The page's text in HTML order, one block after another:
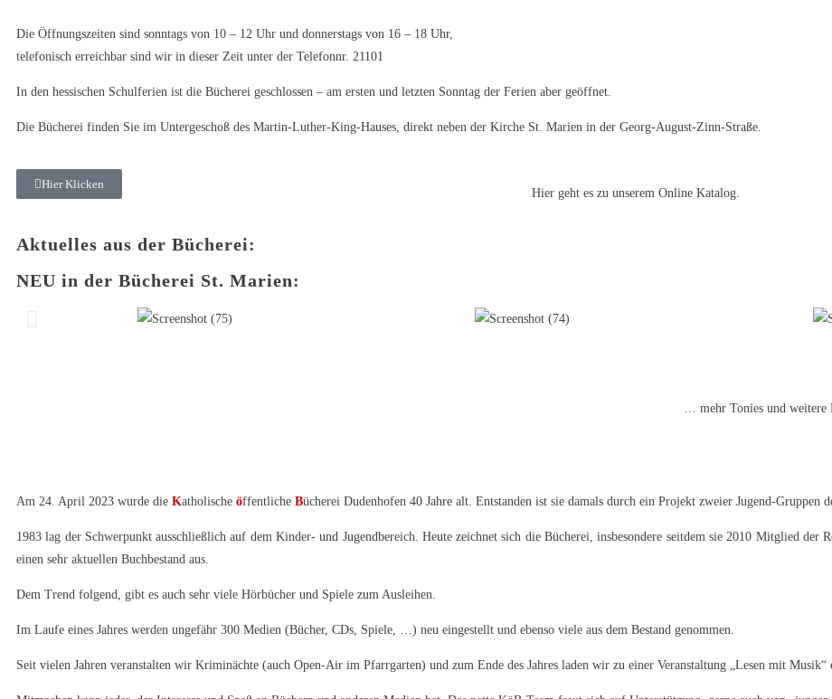
Die Öffnungszeiten sind sonntags von 10 – 12 Uhr und donnerstags von 16 – 18 Uhr,
telefonisch erreichbar sind wir in dieser Zeit unter der Telefonnr. 21101
In den hessischen Schulferien ist die Bücherei geschlossen – am ersten und letzten Sonntag der Ferien aber geöffnet.
Die Bücherei finden Sie im Untergeschoß des Martin-Luther-King-Hauses, direkt neben der Kirche St. Marien in der Georg-August-Zinn-Straße.
Hier Klicken
Hier geht es zu unserem Online Katalog.
Aktuelles aus der Bücherei:
NEU in der Bücherei St. Marien:
… mehr Tonies und weitere
Am 24. April 2023 wurde die Katholische öffentliche Bücherei Dudenhofen 40 Jahre alt. Entstanden ist sie damals durch ein Projekt zweier Jugend-Gruppen
1983 lag der Schwerpunkt ausschließlich auf dem Kinder- und Jugendbereich. Heute zeichnet sich die Bücherei, insbesondere seitdem sie 2010 Mitglied der
einen sehr aktuellen Buchbestand aus.
Dem Trend folgend, gibt es auch sehr viele Hörbücher und Spiele zum Ausleihen.
Im Laufe eines Jahres werden ungefähr 300 Medien (Bücher, CDs, Spiele, …) neu eingestellt und ebenso viele aus dem Bestand genommen.
Seit vielen Jahren veranstalten wir Kriminächte (auch Open-Air im Pfarrgarten) und zum Ende des Jahres laden wir zu einer Veranstaltung „Lesen mit Musik“